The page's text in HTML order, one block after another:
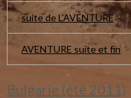
suite de L'AVENTURE
AVENTURE suite et fin
Bulgarie (été 2011)